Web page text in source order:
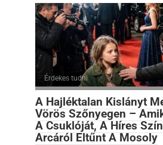
Érdekes tudni
A Hajléktalan Kislányt
Vörös Szőnyegen –
A Csuklóját, A Híres
Arcáról Eltűnt A Mosoly